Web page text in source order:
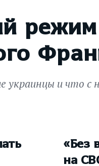
украинцы и что
«Без
на